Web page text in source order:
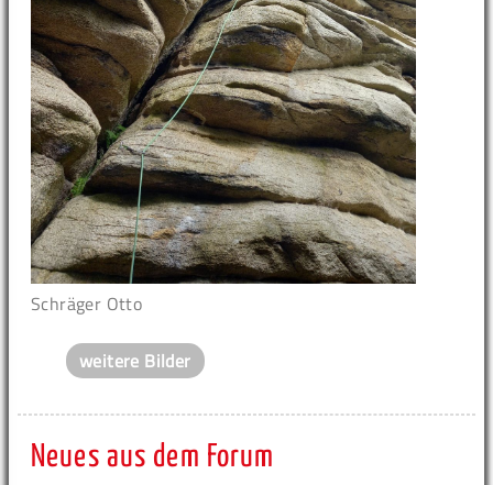
Schräger Otto
weitere Bilder
Neues aus dem Forum